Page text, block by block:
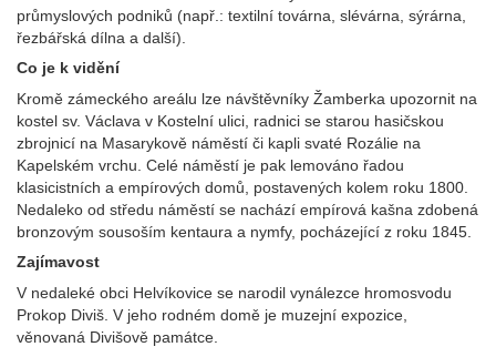
průmyslových podniků (např.: textilní továrna, slévárna, sýrárna,
řezbářská dílna a další).
Co je k vidění
Kromě zámeckého areálu lze návštěvníky Žamberka upozornit na
kostel sv. Václava v Kostelní ulici, radnici se starou hasičskou
zbrojnicí na Masarykově náměstí či kapli svaté Rozálie na
Kapelském vrchu. Celé náměstí je pak lemováno řadou
klasicistních a empírových domů, postavených kolem roku 1800.
Nedaleko od středu náměstí se nachází empírová kašna zdobená
bronzovým sousoším kentaura a nymfy, pocházející z roku 1845.
Zajímavost
V nedaleké obci Helvíkovice se narodil vynálezce hromosvodu
Prokop Diviš. V jeho rodném domě je muzejní expozice,
věnovaná Divišově památce.